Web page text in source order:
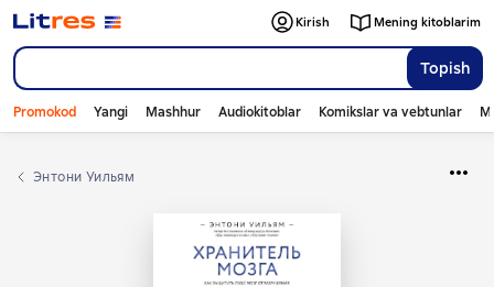
Topish
Kirish Mening kitoblarim
Promokod Yangi Mashhur Audiokitoblar Komikslar va vebtunlar
Энтони Уильям